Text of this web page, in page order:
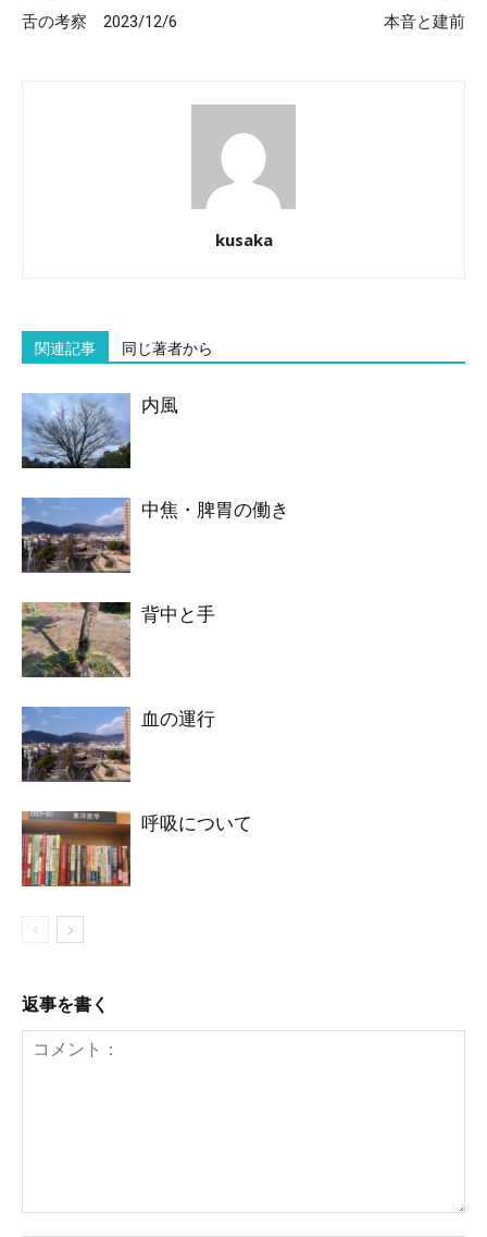
舌の考察 2023/12/6 本音と建前
kusaka
関連記事 同じ著者から
内風
中焦・脾胃の働き
背中と手
血の運行
呼吸について
返事を書く